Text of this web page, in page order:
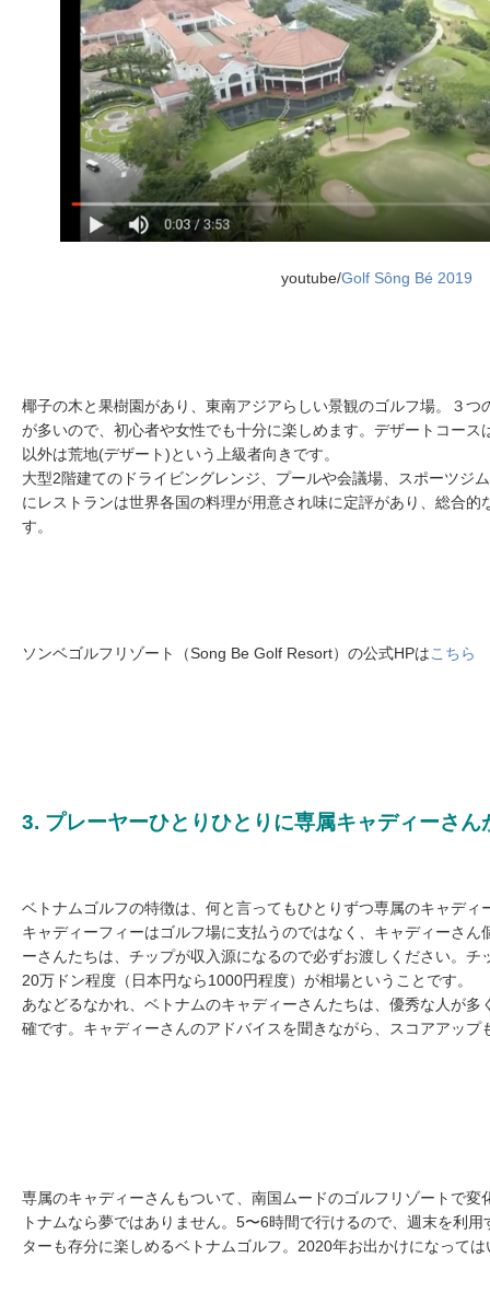
youtube/Golf Sông Bé 2019
椰子の木と果樹園があり、東南アジアらしい景観のゴルフ場。３つ
が多いので、初心者や女性でも十分に楽しめます。デザートコース
以外は荒地(デザート)という上級者向きです。
大型2階建てのドライビングレンジ、プールや会議場、スポーツジ
にレストランは世界各国の料理が用意され味に定評があり、総合
す。
ソンベゴルフリゾート（Song Be Golf Resort）の公式HPはこちら
3. プレーヤーひとりひとりに専属キャディーさん
ベトナムゴルフの特徴は、何と言ってもひとりずつ専属のキャディ
キャディーフィーはゴルフ場に支払うのではなく、キャディーさ
ーさんたちは、チップが収入源になるので必ずお渡しください。
20万ドン程度（日本円なら1000円程度）が相場ということです。
あなどるなかれ、ベトナムのキャディーさんたちは、優秀な人が
確です。キャディーさんのアドバイスを聞きながら、スコアアップ
専属のキャディーさんもついて、南国ムードのゴルフリゾートで変
トナムなら夢ではありません。5〜6時間で行けるので、週末を利
ターも存分に楽しめるベトナムゴルフ。2020年お出かけになって